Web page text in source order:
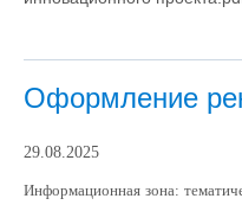
Оформление
29.08.2025
Информационная зона: